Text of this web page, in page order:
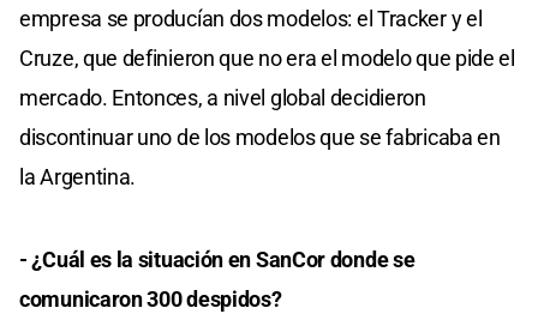
empresa se producían dos modelos: el Tracker y el
Cruze, que definieron que no era el modelo que pide el
mercado. Entonces, a nivel global decidieron
discontinuar uno de los modelos que se fabricaba en
la Argentina.
- ¿Cuál es la situación en SanCor donde se
comunicaron 300 despidos?